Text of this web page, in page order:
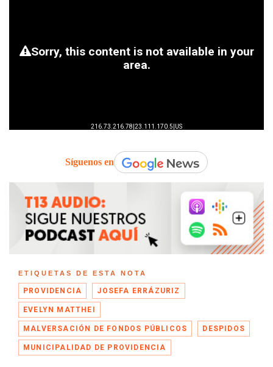
Síguenos en
ETIQUETAS DE ESTA NOTA
PROVIDENCIA JOSEFA ERRÁZURIZ
EVELYN MATTHEI
MALVERSACIÓN DE FONDOS PÚBLICOS DESPIDOS
MUNICIPALIDAD DE PROVIDENCIA